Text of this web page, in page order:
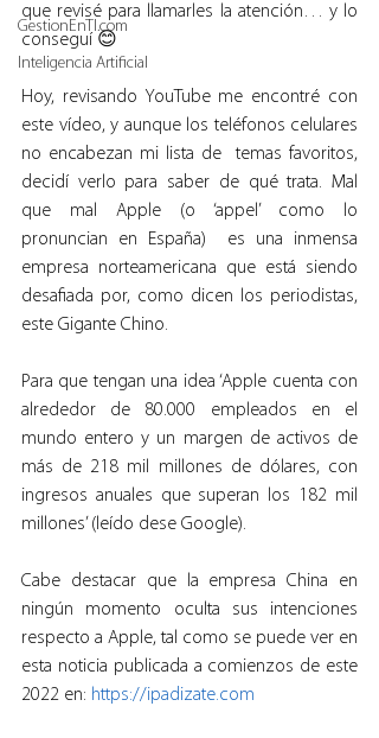
GestionEnTI.com
Inteligencia Artificial
que revisé para llamarles la atención… y lo
conseguí 😊
Hoy, revisando YouTube me encontré con
este vídeo, y aunque los teléfonos celulares
no encabezan mi lista de  temas favoritos,
decidí verlo para saber de qué trata. Mal
que mal Apple (o ‘appel’ como lo
pronuncian en España)  es una inmensa
empresa norteamericana que está siendo
desafiada por, como dicen los periodistas,
este Gigante Chino.
Para que tengan una idea ‘Apple cuenta con
alrededor de 80.000 empleados en el
mundo entero y un margen de activos de
más de 218 mil millones de dólares, con
ingresos anuales que superan los 182 mil
millones’ (leído dese Google).
Cabe destacar que la empresa China en
ningún momento oculta sus intenciones
respecto a Apple, tal como se puede ver en
esta noticia publicada a comienzos de este
2022 en: https://ipadizate.com